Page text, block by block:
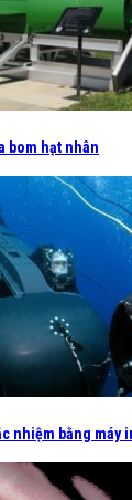
bom hạt nhân
nhiệm bằng máy